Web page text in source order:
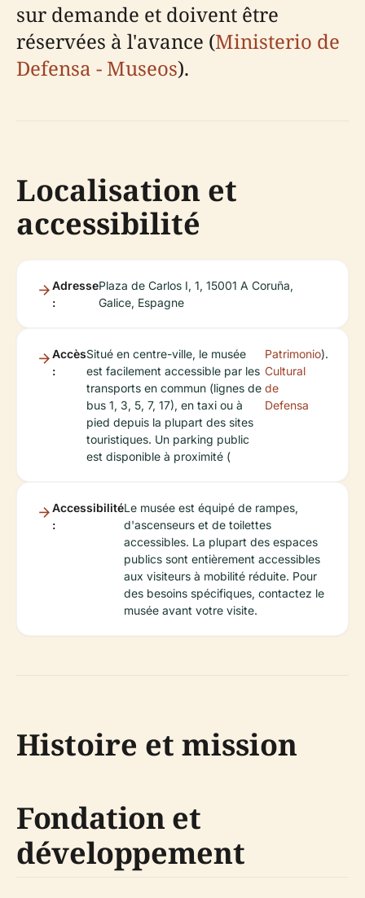
sur demande et doivent être
réservées à l'avance (Ministerio de
Defensa - Museos).
Localisation et
accessibilité
Adresse
:
Plaza de Carlos I, 1, 15001 A Coruña,
Galice, Espagne
Accès
:
Situé en centre-ville, le musée
est facilement accessible par les
transports en commun (lignes de
bus 1, 3, 5, 7, 17), en taxi ou à
pied depuis la plupart des sites
touristiques. Un parking public
est disponible à proximité (
Patrimonio
Cultural
de
Defensa
).
Accessibilité
:
Le musée est équipé de rampes,
d'ascenseurs et de toilettes
accessibles. La plupart des espaces
publics sont entièrement accessibles
aux visiteurs à mobilité réduite. Pour
des besoins spécifiques, contactez le
musée avant votre visite.
Histoire et mission
Fondation et
développement